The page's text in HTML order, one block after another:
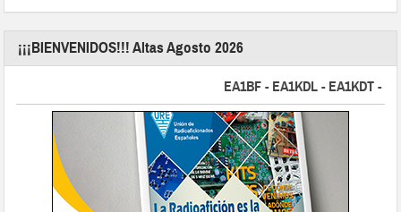
¡¡¡BIENVENIDOS!!! Altas Agosto 2026
EA1BF - EA1KDL - EA1KDT -